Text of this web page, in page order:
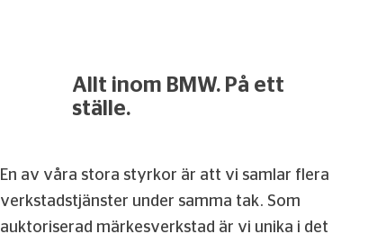
Allt inom BMW. På ett
ställe.
En av våra stora styrkor är att vi samlar flera
verkstadstjänster under samma tak. Som
auktoriserad märkesverkstad är vi unika i det